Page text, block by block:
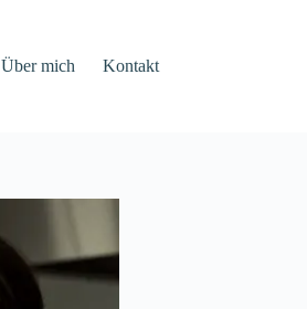
Über mich Kontakt